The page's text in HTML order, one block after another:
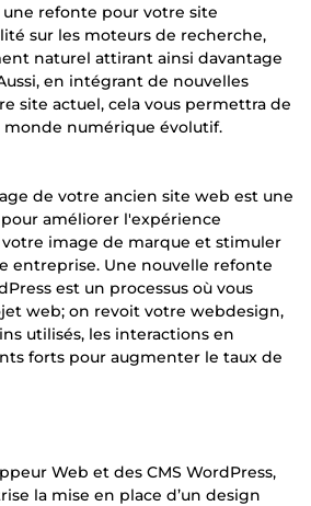
refonte pour votre site
sur les moteurs de recherche,
naturel attirant ainsi davantage
en intégrant de nouvelles
site actuel, cela vous permettra de
monde numérique évolutif.
de votre ancien site web est une
améliorer l'expérience
image de marque et stimuler
entreprise. Une nouvelle refonte
est un processus où vous
web; on revoit votre webdesign,
utilisés, les interactions en
forts pour augmenter le taux de
Web et des CMS WordPress,
la mise en place d’un design